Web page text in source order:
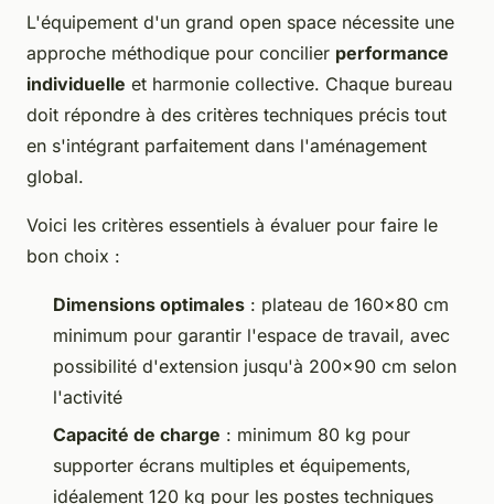
L'équipement d'un grand open space nécessite une
approche méthodique pour concilier performance
individuelle et harmonie collective. Chaque bureau
doit répondre à des critères techniques précis tout
en s'intégrant parfaitement dans l'aménagement
global.
Voici les critères essentiels à évaluer pour faire le
bon choix :
Dimensions optimales : plateau de 160x80 cm
minimum pour garantir l'espace de travail, avec
possibilité d'extension jusqu'à 200x90 cm selon
l'activité
Capacité de charge : minimum 80 kg pour
supporter écrans multiples et équipements,
idéalement 120 kg pour les postes techniques